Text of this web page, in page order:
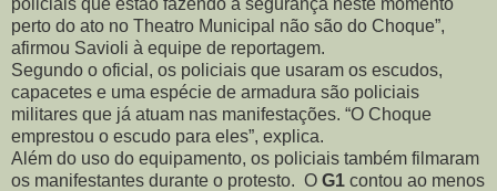
perto do ato no Theatro Municipal não são do Choque”,
afirmou Savioli à equipe de reportagem.
Segundo o oficial, os policiais que usaram os escudos,
capacetes e uma espécie de armadura são policiais
militares que já atuam nas manifestações. “O Choque
emprestou o escudo para eles”, explica.
Além do uso do equipamento, os policiais também filmaram
os manifestantes durante o protesto. O G1 contou ao menos